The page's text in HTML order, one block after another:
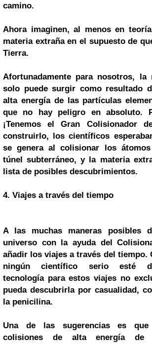
camino.
Ahora imaginen, al menos en
materia extraña en el supuesto de
Tierra.
Afortunadamente para nosotros, la
solo puede surgir como resultado
alta energía de las partículas
que no hay peligro en absoluto.
¡Tenemos el Gran Colisionador
construirlo, los científicos
se genera al colisionar los
túnel subterráneo, y la materia
lista de posibles descubrimientos.
4. Viajes a través del tiempo
A las muchas maneras posibles
universo con la ayuda del
añadir los viajes a través del tiempo.
ningún científico serio esté
tecnología para estos viajes no
pueda descubrirla por casualidad,
la penicilina.
Una de las sugerencias es
colisiones de alta energía de